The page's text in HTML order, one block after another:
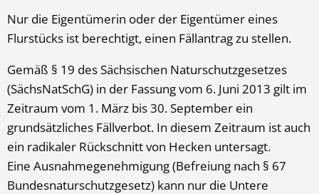
Nur die Eigentümerin oder der Eigentümer eines
Flurstücks ist berechtigt, einen Fällantrag zu stellen.
Gemäß § 19 des Sächsischen Naturschutzgesetzes
(SächsNatSchG) in der Fassung vom 6. Juni 2013 gilt im
Zeitraum vom 1. März bis 30. September ein
grundsätzliches Fällverbot. In diesem Zeitraum ist auch
ein radikaler Rückschnitt von Hecken untersagt.
Eine Ausnahmegenehmigung (Befreiung nach § 67
Bundesnaturschutzgesetz) kann nur die Untere